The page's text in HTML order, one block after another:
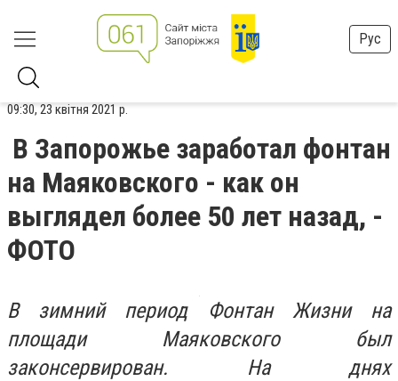
Рус
09:30, 23 квітня 2021 р.
В Запорожье заработал фонтан
на Маяковского - как он
выглядел более 50 лет назад, -
ФОТО
В зимний период Фонтан Жизни на
площади Маяковского был
законсервирован. На днях